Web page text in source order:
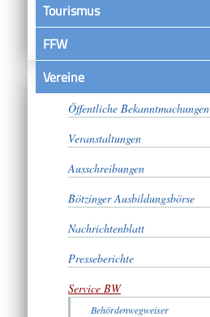
Tourismus
FFW
VereineSatzungen
Öffentliche Bekanntmachungen
Veranstaltungen
Ausschreibungen
Bötzinger Ausbildungsbörse
Nachrichtenblatt
Presseberichte
Service BW
Behördenwegweiser